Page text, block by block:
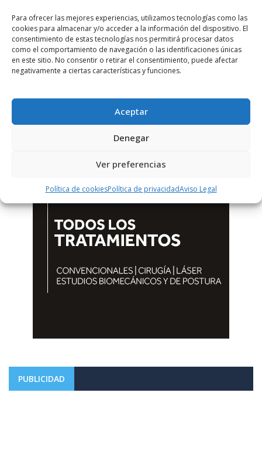
Para ofrecer las mejores experiencias, utilizamos tecnologías como las
cookies para almacenar y/o acceder a la información del dispositivo. El
consentimiento de estas tecnologías nos permitirá procesar datos
como el comportamiento de navegación o las identificaciones únicas
en este sitio. No consentir o retirar el consentimiento, puede afectar
negativamente a ciertas características y funciones.
Aceptar
Denegar
Ver preferencias
Política de cookiesPolítica de privacidadAviso Legal
PUBLICIDAD